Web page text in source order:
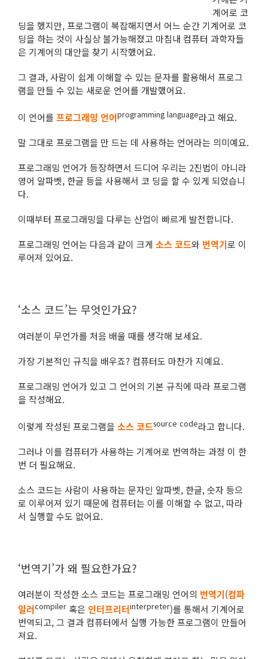
계어로 코
딩을 했지만, 프로그램이 복잡해지면서 어느 순간 기계어로 코
딩을 하는 것이 사실상 불가능해졌고 마침내 컴퓨터 과학자들
은 기계어의 대안을 찾기 시작했어요.
그 결과, 사람이 쉽게 이해할 수 있는 문자를 활용해서 프로그
램을 만들 수 있는 새로운 언어를 개발했어요.
이 언어를 프로그래밍 언어programming language라고 해요.
말 그대로 프로그램을 만 드는 데 사용하는 언어라는 의미예요.
프로그래밍 언어가 등장하면서 드디어 우리는 2진법이 아니라
영어 알파벳, 한글 등을 사용해서 코 딩을 할 수 있게 되었습니
다.
이때부터 프로그래밍을 다루는 산업이 빠르게 발전합니다.
프로그래밍 언어는 다음과 같이 크게 소스 코드와 번역기로 이
루어져 있어요.
‘소스 코드’는 무엇인가요?
여러분이 무언가를 처음 배울 때를 생각해 보세요.
가장 기본적인 규칙을 배우죠? 컴퓨터도 마찬가 지예요.
프로그래밍 언어가 있고 그 언어의 기본 규칙에 따라 프로그램
을 작성해요.
이렇게 작성된 프로그램을 소스 코드source code라고 합니다.
그러나 이를 컴퓨터가 사용하는 기계어로 번역하는 과정 이 한
번 더 필요해요.
소스 코드는 사람이 사용하는 문자인 알파벳, 한글, 숫자 등으
로 이루어져 있기 때문에 컴퓨터는 이를 이해할 수 없고, 따라
서 실행할 수도 없어요.
‘번역기’가 왜 필요한가요?
여러분이 작성한 소스 코드는 프로그래밍 언어의 번역기(컴파
일러compiler 혹은 인터프리터interpreter)를 통해서 기계어로
번역되고, 그 결과 컴퓨터에서 실행 가능한 프로그램이 만들어
져요.